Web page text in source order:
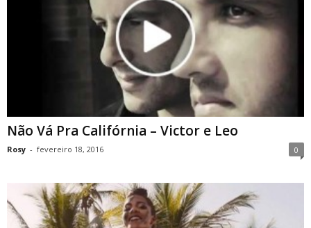
Não Vá Pra Califórnia – Victor e Leo
Rosy - fevereiro 18, 2016 0